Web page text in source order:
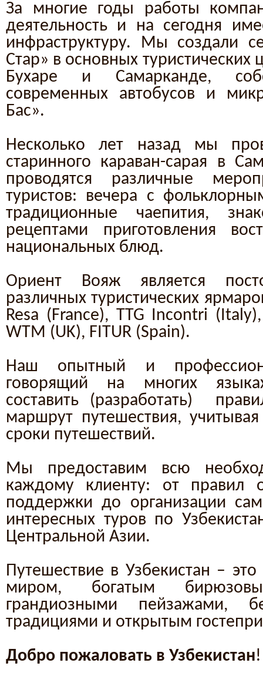
За многие годы работы
деятельность и на сегодня
инфраструктуру. Мы создали
Стар» в основных туристических
Бухаре и Самарканде,
современных автобусов и
Бас».
Несколько лет назад мы
старинного караван-сарая в
проводятся различные
туристов: вечера с
традиционные чаепития,
рецептами приготовления
национальных блюд.
Ориент Вояж является
различных туристических
Resa (France), TTG Incontri
WTM (UK), FITUR (Spain).
Наш опытный и
говорящий на многих
составить (разработать)
маршрут путешествия,
сроки путешествий.
Мы предоставим всю
каждому клиенту: от правил
поддержки до организации
интересных туров по
Центральной Азии.
Путешествие в Узбекистан –
миром, богатым
грандиозными пейзажами,
традициями и открытым
Добро пожаловать в Узбекистан